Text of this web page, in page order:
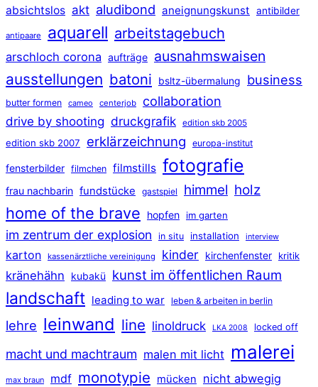
absichtslos akt aludibond aneignungskunst antibilder
antipaare aquarell arbeitstagebuch
arschloch corona aufträge ausnahmswaisen
ausstellungen batoni bsltz-übermalung business
butter formen cameo centerjob collaboration
drive by shooting druckgrafik edition skb 2005
edition skb 2007 erklärzeichnung europa-institut
fensterbilder filmchen filmstills fotografie
frau nachbarin fundstücke gastspiel himmel holz
home of the brave hopfen im garten
im zentrum der explosion in situ installation interview
karton kassenärztliche vereinigung kinder kirchenfenster kritik
kränehähn kubakü kunst im öffentlichen Raum
landschaft leading to war leben & arbeiten in berlin
lehre leinwand line linoldruck LKA 2008 locked off
macht und machtraum malen mit licht malerei
max braun mdf monotypie mücken nicht abwegig